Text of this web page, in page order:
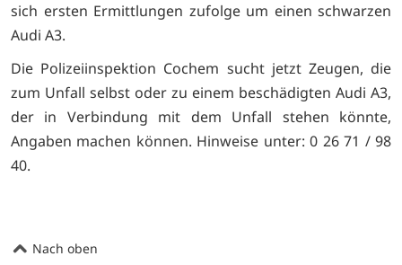
sich ersten Ermittlungen zufolge um einen schwarzen
Audi A3.
Die Polizeiinspektion Cochem sucht jetzt Zeugen, die
zum Unfall selbst oder zu einem beschädigten Audi A3,
der in Verbindung mit dem Unfall stehen könnte,
Angaben machen können. Hinweise unter: 0 26 71 / 98
40.
Nach oben